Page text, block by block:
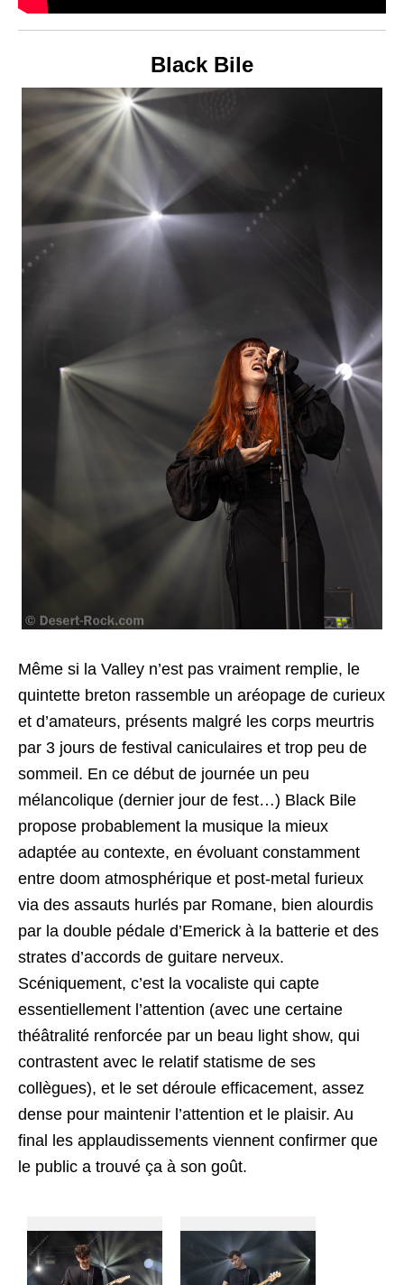
Black Bile
Même si la Valley n’est pas vraiment remplie, le
quintette breton rassemble un aréopage de curieux
et d’amateurs, présents malgré les corps meurtris
par 3 jours de festival caniculaires et trop peu de
sommeil. En ce début de journée un peu
mélancolique (dernier jour de fest…) Black Bile
propose probablement la musique la mieux
adaptée au contexte, en évoluant constamment
entre doom atmosphérique et post-metal furieux
via des assauts hurlés par Romane, bien alourdis
par la double pédale d’Emerick à la batterie et des
strates d’accords de guitare nerveux.
Scéniquement, c’est la vocaliste qui capte
essentiellement l’attention (avec une certaine
théâtralité renforcée par un beau light show, qui
contrastent avec le relatif statisme de ses
collègues), et le set déroule efficacement, assez
dense pour maintenir l’attention et le plaisir. Au
final les applaudissements viennent confirmer que
le public a trouvé ça à son goût.